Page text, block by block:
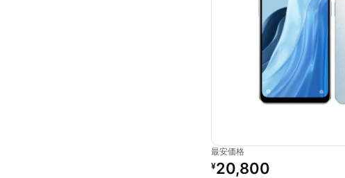
最安価格
リファービッシュ品の価格：
¥20,800